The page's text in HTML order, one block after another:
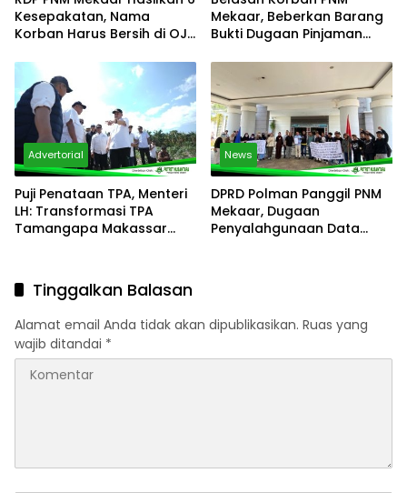
Kesepakatan, Nama
Korban Harus Bersih di OJK
Mekaar, Beberkan Barang
Bukti Dugaan Pinjaman
Advertorial
Puji Penataan TPA, Menteri
LH: Transformasi TPA
Tamangapa Makassar
News
DPRD Polman Panggil PNM
Mekaar, Dugaan
Penyalahgunaan Data
Tinggalkan Balasan
Alamat email Anda tidak akan dipublikasikan. Ruas yang
wajib ditandai *